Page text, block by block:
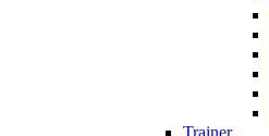
Trainer